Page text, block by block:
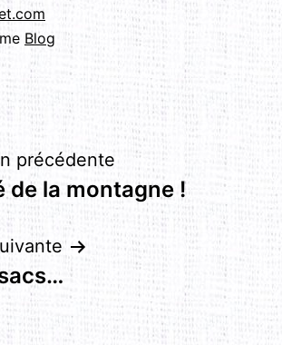
Blog
précédente
de la montagne !